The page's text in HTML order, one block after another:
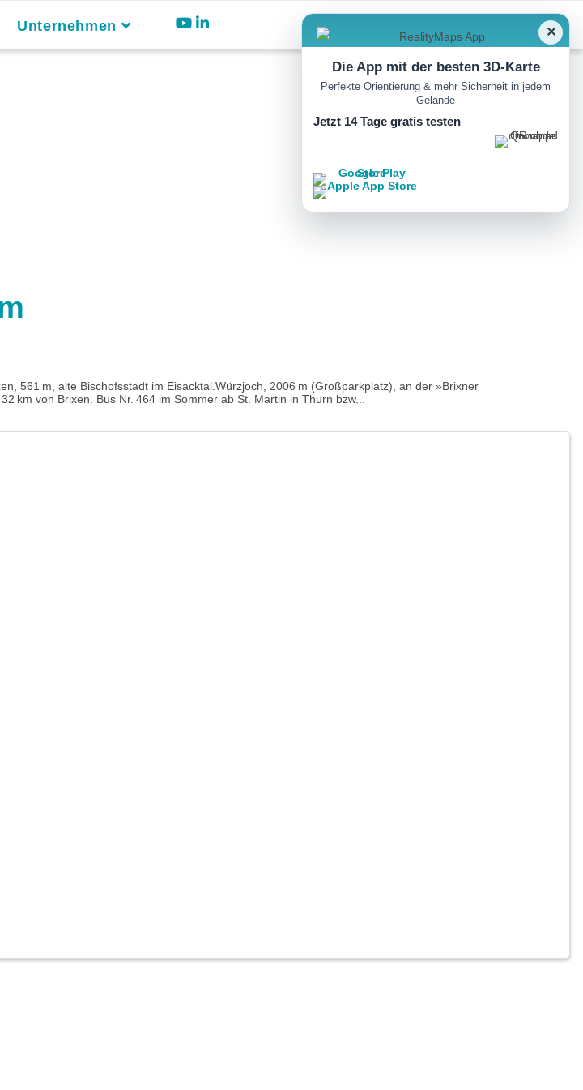
Unternehmen
561 m, alte Bischofsstadt im Eisacktal.Würzjoch, 2006 m (Großparkplatz), an der » Brixner
km von Brixen. Bus Nr. 464 im Sommer ab St. Martin in Thurn bzw...
✕
Die App mit der besten 3D-Karte
Perfekte Orientierung & mehr Sicherheit in jedem
Gelände
Jetzt 14 Tage gratis testen